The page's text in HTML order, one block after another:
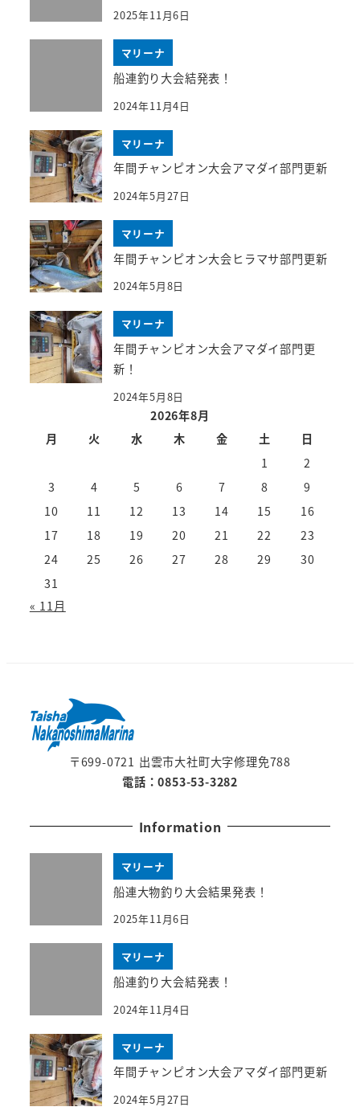
2025年11月6日
マリーナ
船連釣り大会結発表！
2024年11月4日
マリーナ
年間チャンピオン大会アマダイ部門更新
2024年5月27日
マリーナ
年間チャンピオン大会ヒラマサ部門更新
2024年5月8日
マリーナ
年間チャンピオン大会アマダイ部門更
新！
2024年5月8日
2026年8月
月
火 水 木 金 土
日
1
2
3
4 5 6 7 8
9
10
11 12 13 14 15
16
17
18 19 20 21 22
23
24
25 26 27 28 29
30
31
« 11月
〒699-0721 出雲市大社町大字修理免788
電話：0853-53-3282
Information
マリーナ
船連大物釣り大会結果発表！
2025年11月6日
マリーナ
船連釣り大会結発表！
2024年11月4日
マリーナ
年間チャンピオン大会アマダイ部門更新
2024年5月27日